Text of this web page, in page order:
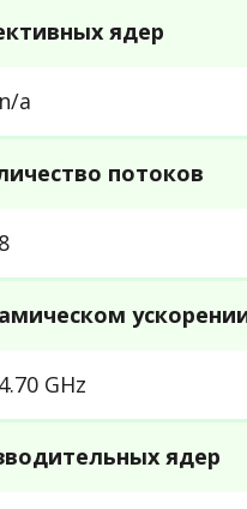
ядер
n/a
потоков
8
4.70 GHz
ядер